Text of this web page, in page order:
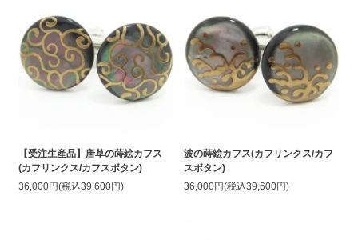
【受注生産品】唐草の蒔絵カフス
(カフリンクス/カフスボタン)
36,000円(税込39,600円)
波の蒔絵カフス(カフリンクス/カフ
スボタン)
36,000円(税込39,600円)